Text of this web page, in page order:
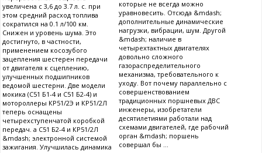
увеличена с 3,6 до 3.7 л. с. при
этом средний расход топлива
сократился на 0.1 л/100 км.
Снижен и уровень шума. Это
достигнуто, в частности,
применением косозубого
зацепления шестерен передачи
от двигателя к сцеплению,
улучшенных подшипников
ведомой шестерни. Две модели
мокика (С51 Б1-4 и С51 Б2-4) и
мотороллеры КР51/2Э и КР51/2Л
теперь оснащены
четырехступенчатой коробкой
передач. а С51 Б2-4 и КР51/2Л
&mdash; электронной системой
зажигания. Улучшилась динамика
которые не всегда можно
уравновесить. Отсюда &mdash;
дополнительные динамические
нагрузки, вибрации, шум. Другой
&mdash; наличие в
четырехтактных двигателях
довольно сложного
газораспределительного
механизма, требовательного к
уходу. Вот почему параллельно с
совершенствованием
традиционных поршневых ДВС
инженеры, изобретатели
десятилетиями работали над
схемами двигателей, где рабочий
орган &mdash; поршень
совершал бы ...